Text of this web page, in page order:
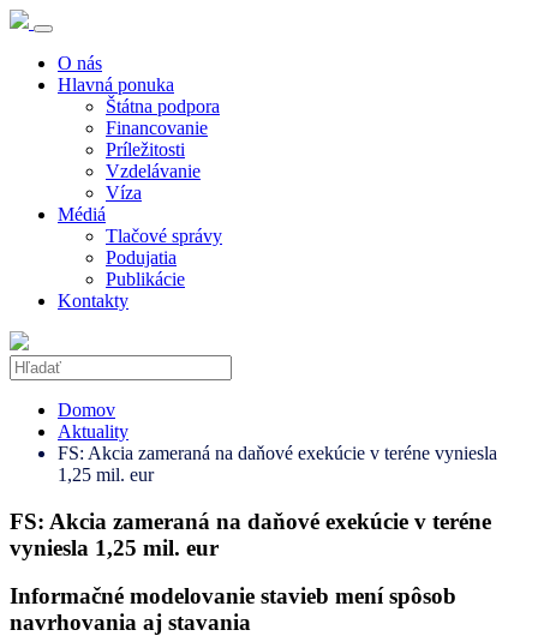
O nás
Hlavná ponuka
Štátna podpora
Financovanie
Príležitosti
Vzdelávanie
Víza
Médiá
Tlačové správy
Podujatia
Publikácie
Kontakty
Domov
Aktuality
FS: Akcia zameraná na daňové exekúcie v teréne vyniesla
1,25 mil. eur
FS: Akcia zameraná na daňové exekúcie v teréne
vyniesla 1,25 mil. eur
Informačné modelovanie stavieb mení spôsob
navrhovania aj stavania